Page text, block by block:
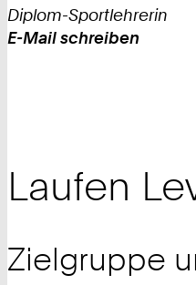
Diplom-Sportlehrerin
Work
E-Mail schreiben
Laufen
Zielgruppe